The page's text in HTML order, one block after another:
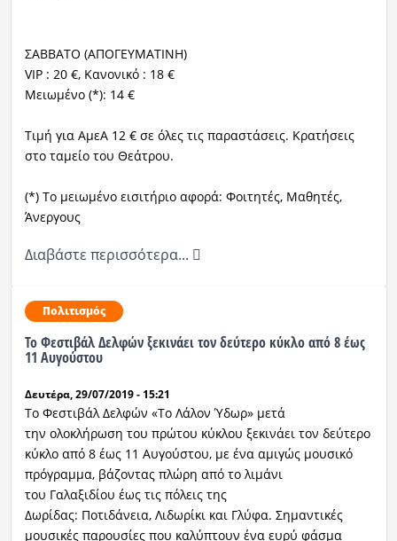
ΣΑΒΒΑΤΟ (ΑΠΟΓΕΥΜΑΤΙΝΗ)
VIP : 20 €, Κανονικό : 18 €
Μειωμένο (*): 14 €
Τιμή για ΑμεΑ 12 € σε όλες τις παραστάσεις. Κρατήσεις
στο ταμείο του Θεάτρου.
(*) Το μειωμένο εισιτήριο αφορά: Φοιτητές, Μαθητές,
Άνεργους
Διαβάστε περισσότερα...
Πολιτισμός
Το Φεστιβάλ Δελφών ξεκινάει τον δεύτερο κύκλο από 8 έως
11 Αυγούστου
Δευτέρα, 29/07/2019 - 15:21
Το Φεστιβάλ Δελφών «Το Λάλον Ύδωρ» μετά
την ολοκλήρωση του πρώτου κύκλου ξεκινάει τον δεύτερο
κύκλο από 8 έως 11 Αυγούστου, με ένα αμιγώς μουσικό
πρόγραμμα, βάζοντας πλώρη από το λιμάνι
του Γαλαξιδίου έως τις πόλεις της
Δωρίδας: Ποτιδάνεια, Λιδωρίκι και Γλύφα. Σημαντικές
μουσικές παρουσίες που καλύπτουν ένα ευρύ φάσμα